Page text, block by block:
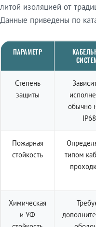
литой изоляцией от
Данные приведены по
ПАРАМЕТР
Степень
защиты
обычно
IP68
Пожарная
стойкость
типом
Химическая
и УФ